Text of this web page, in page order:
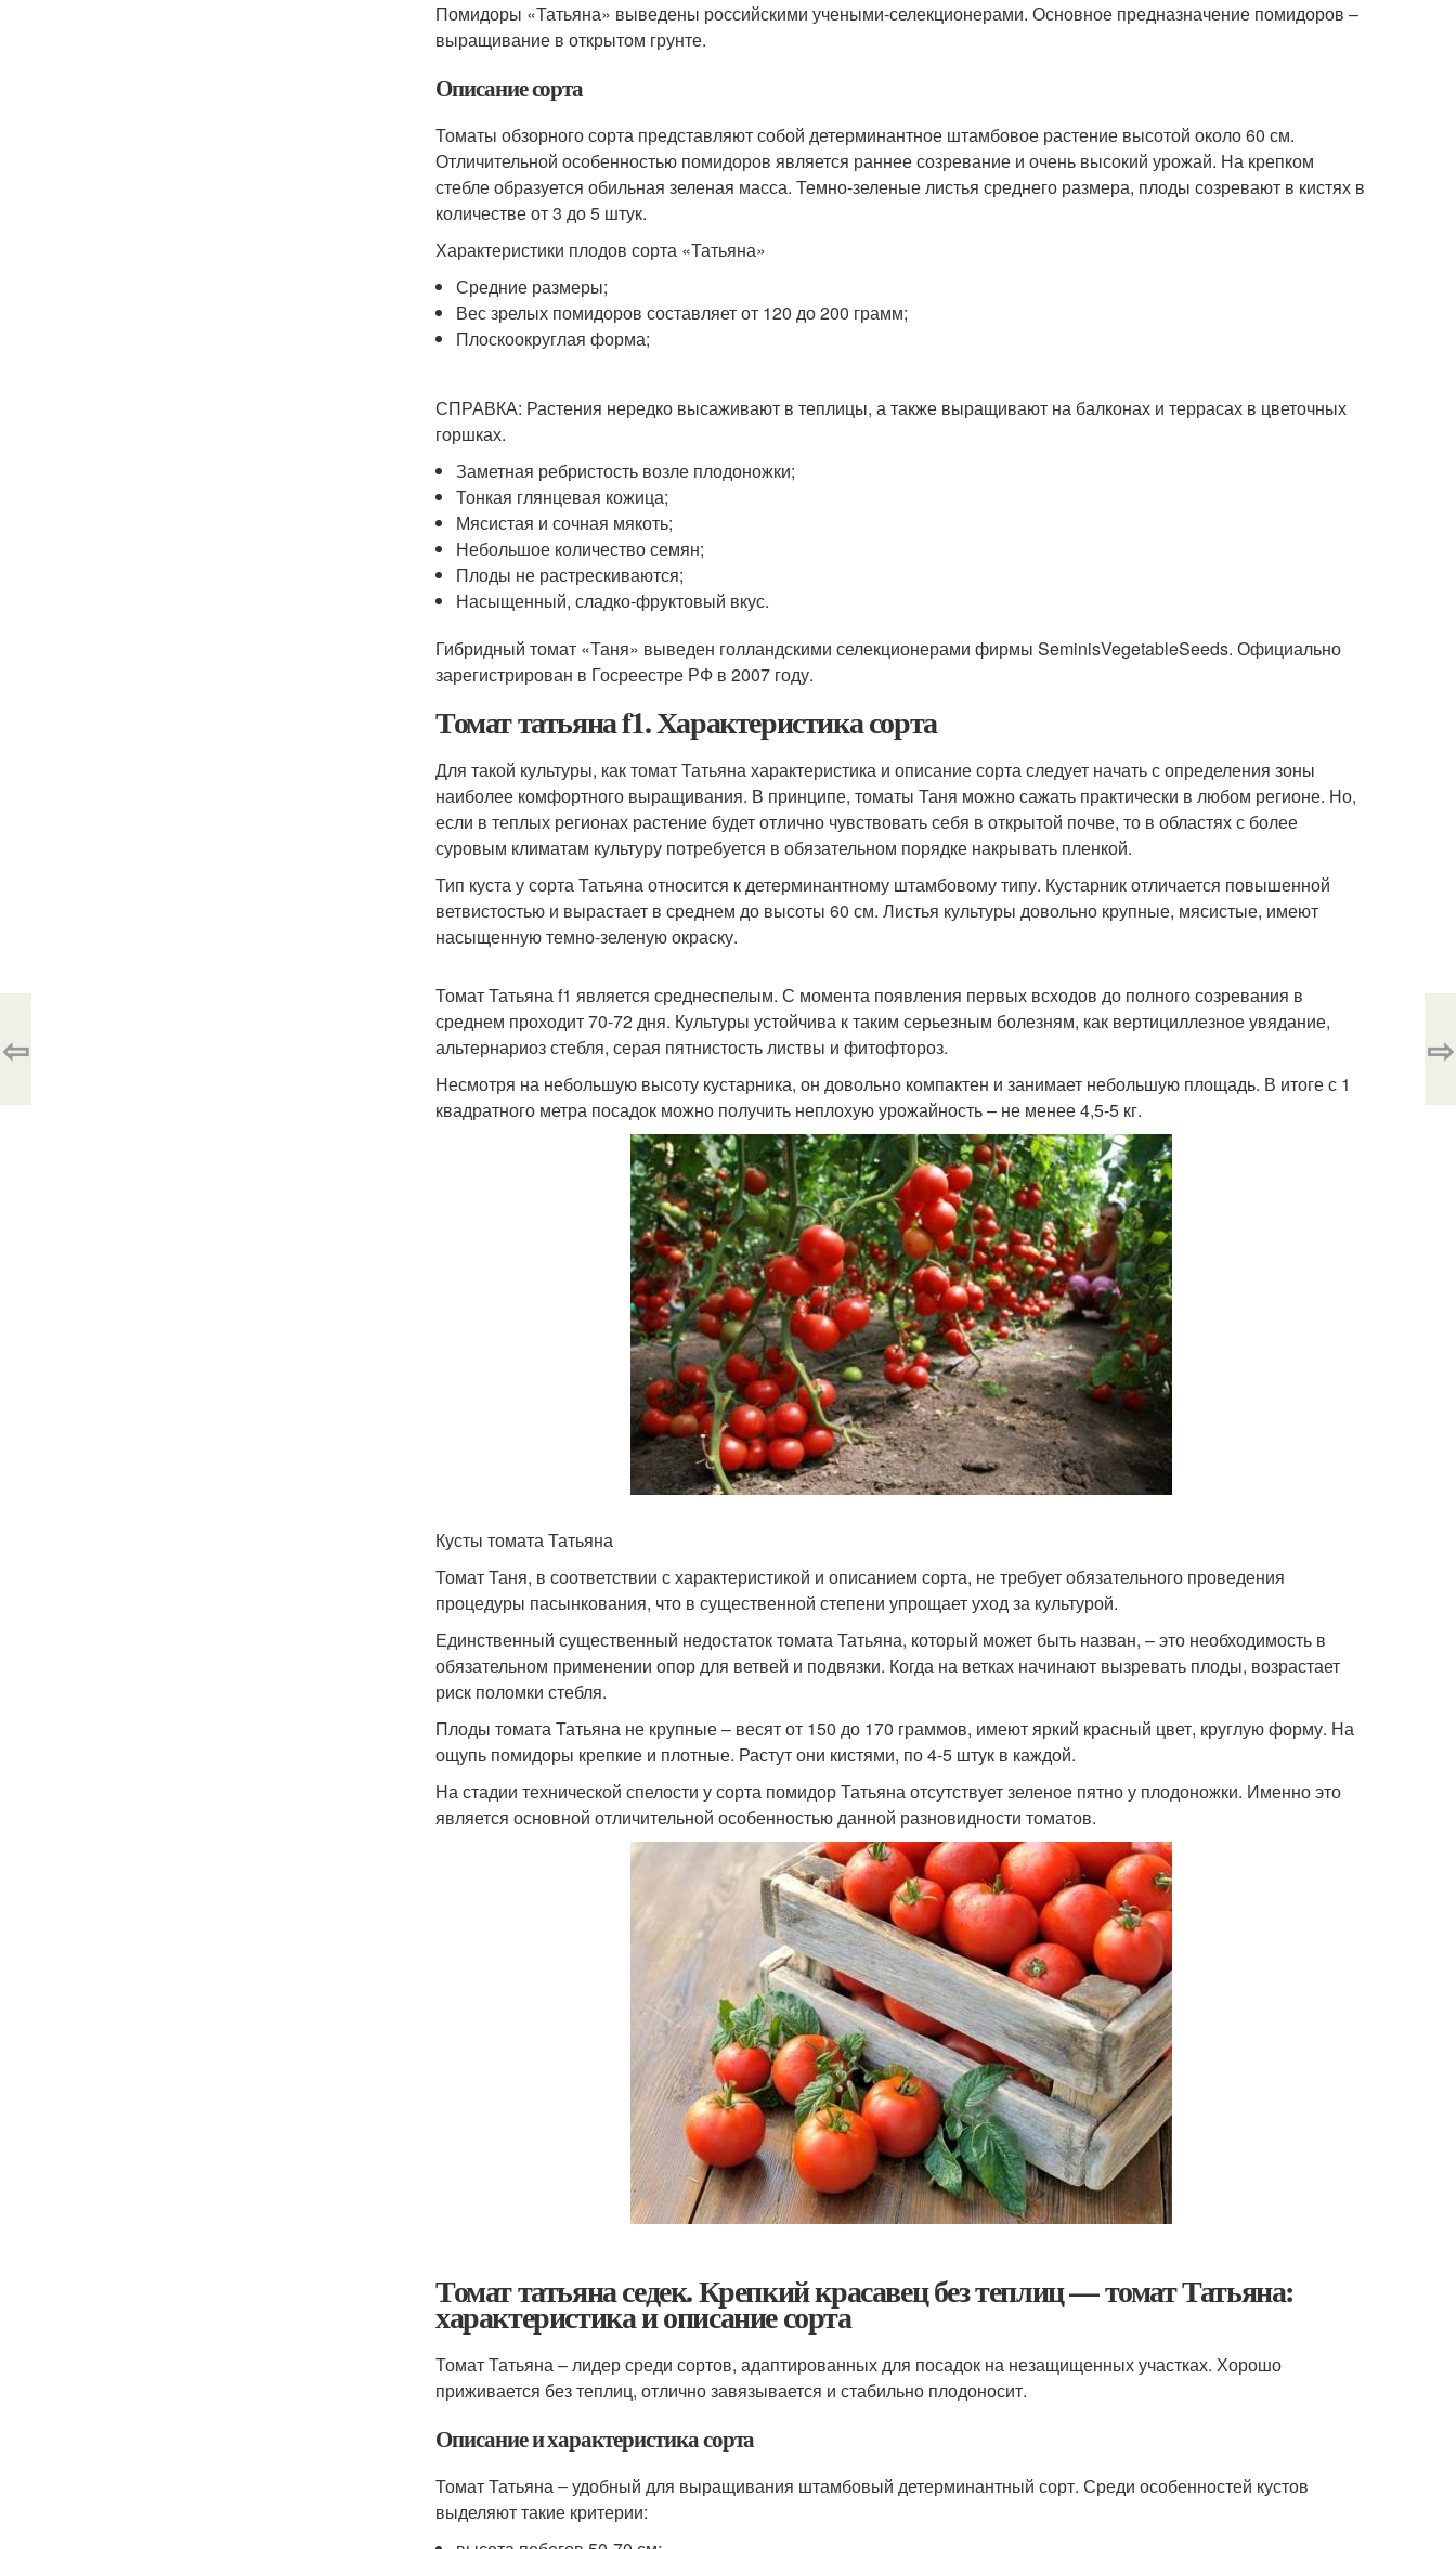
Помидоры «Татьяна» выведены российскими учеными-селекционерами. Основное предназначение помидоров –
выращивание в открытом грунте.
Описание сорта
Томаты обзорного сорта представляют собой детерминантное штамбовое растение высотой около 60 см.
Отличительной особенностью помидоров является раннее созревание и очень высокий урожай. На крепком
стебле образуется обильная зеленая масса. Темно-зеленые листья среднего размера, плоды созревают в кистях в
количестве от 3 до 5 штук.
Характеристики плодов сорта «Татьяна»
Средние размеры;
Вес зрелых помидоров составляет от 120 до 200 грамм;
Плоскоокруглая форма;
СПРАВКА: Растения нередко высаживают в теплицы, а также выращивают на балконах и террасах в цветочных
горшках.
Заметная ребристость возле плодоножки;
Тонкая глянцевая кожица;
Мясистая и сочная мякоть;
Небольшое количество семян;
Плоды не растрескиваются;
Насыщенный, сладко-фруктовый вкус.
Гибридный томат «Таня» выведен голландскими селекционерами фирмы SeminisVegetableSeeds. Официально
зарегистрирован в Госреестре РФ в 2007 году.
Томат татьяна f1. Характеристика сорта
Для такой культуры, как томат Татьяна характеристика и описание сорта следует начать с определения зоны
наиболее комфортного выращивания. В принципе, томаты Таня можно сажать практически в любом регионе. Но,
если в теплых регионах растение будет отлично чувствовать себя в открытой почве, то в областях с более
суровым климатам культуру потребуется в обязательном порядке накрывать пленкой.
Тип куста у сорта Татьяна относится к детерминантному штамбовому типу. Кустарник отличается повышенной
ветвистостью и вырастает в среднем до высоты 60 см. Листья культуры довольно крупные, мясистые, имеют
насыщенную темно-зеленую окраску.
Томат Татьяна f1 является среднеспелым. С момента появления первых всходов до полного созревания в
среднем проходит 70-72 дня. Культуры устойчива к таким серьезным болезням, как вертициллезное увядание,
альтернариоз стебля, серая пятнистость листвы и фитофтороз.
Несмотря на небольшую высоту кустарника, он довольно компактен и занимает небольшую площадь. В итоге с 1
квадратного метра посадок можно получить неплохую урожайность – не менее 4,5-5 кг.
Кусты томата Татьяна
Томат Таня, в соответствии с характеристикой и описанием сорта, не требует обязательного проведения
процедуры пасынкования, что в существенной степени упрощает уход за культурой.
Единственный существенный недостаток томата Татьяна, который может быть назван, – это необходимость в
обязательном применении опор для ветвей и подвязки. Когда на ветках начинают вызревать плоды, возрастает
риск поломки стебля.
Плоды томата Татьяна не крупные – весят от 150 до 170 граммов, имеют яркий красный цвет, круглую форму. На
ощупь помидоры крепкие и плотные. Растут они кистями, по 4-5 штук в каждой.
На стадии технической спелости у сорта помидор Татьяна отсутствует зеленое пятно у плодоножки. Именно это
является основной отличительной особенностью данной разновидности томатов.
Томат татьяна седек. Крепкий красавец без теплиц — томат Татьяна:
характеристика и описание сорта
Томат Татьяна – лидер среди сортов, адаптированных для посадок на незащищенных участках. Хорошо
приживается без теплиц, отлично завязывается и стабильно плодоносит.
Описание и характеристика сорта
Томат Татьяна – удобный для выращивания штамбовый детерминантный сорт. Среди особенностей кустов
выделяют такие критерии:
⇦ ⇨